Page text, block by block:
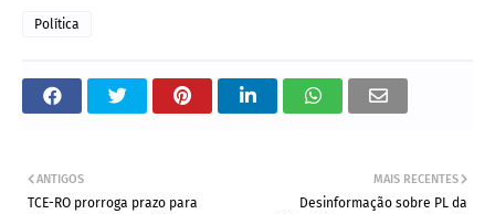
Política
MAIS RECENTES
Desinformação sobre PL da
ANTIGOS
TCE-RO prorroga prazo para